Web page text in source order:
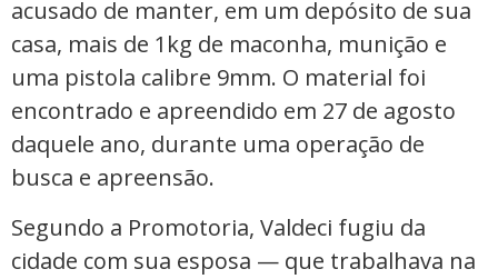
acusado de manter, em um depósito de sua
casa, mais de 1kg de maconha, munição e
uma pistola calibre 9mm. O material foi
encontrado e apreendido em 27 de agosto
daquele ano, durante uma operação de
busca e apreensão.
Segundo a Promotoria, Valdeci fugiu da
cidade com sua esposa — que trabalhava na